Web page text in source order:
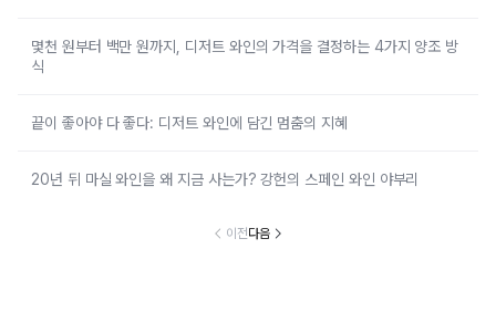
몇천 원부터 백만 원까지, 디저트 와인의 가격을 결정하는 4가지 양조 방
식
끝이 좋아야 다 좋다: 디저트 와인에 담긴 멈춤의 지혜
20년 뒤 마실 와인을 왜 지금 사는가? 강헌의 스페인 와인 야부리
이전다음